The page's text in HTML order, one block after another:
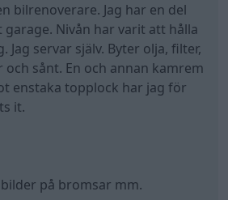
bilrenoverare. Jag har en del
Nivån har varit att hålla
Jag servar själv. Byter olja, filter,
sånt. En och annan kamrem
enstaka topplock har jag för
it.
på bromsar mm.